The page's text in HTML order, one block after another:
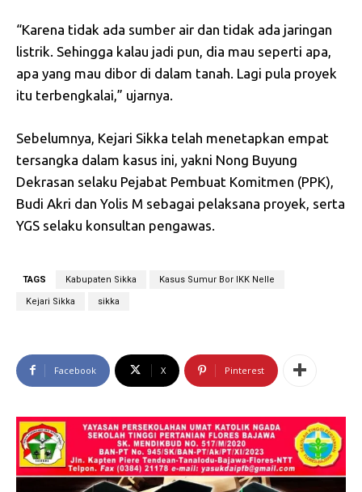
“Karena tidak ada sumber air dan tidak ada jaringan
listrik. Sehingga kalau jadi pun, dia mau seperti apa,
apa yang mau dibor di dalam tanah. Lagi pula proyek
itu terbengkalai,” ujarnya.
Sebelumnya, Kejari Sikka telah menetapkan empat
tersangka dalam kasus ini, yakni Nong Buyung
Dekrasan selaku Pejabat Pembuat Komitmen (PPK),
Budi Akri dan Yolis M sebagai pelaksana proyek, serta
YGS selaku konsultan pengawas.
TAGS Kabupaten Sikka Kasus Sumur Bor IKK Nelle
Kejari Sikka sikka
Facebook X Pinterest